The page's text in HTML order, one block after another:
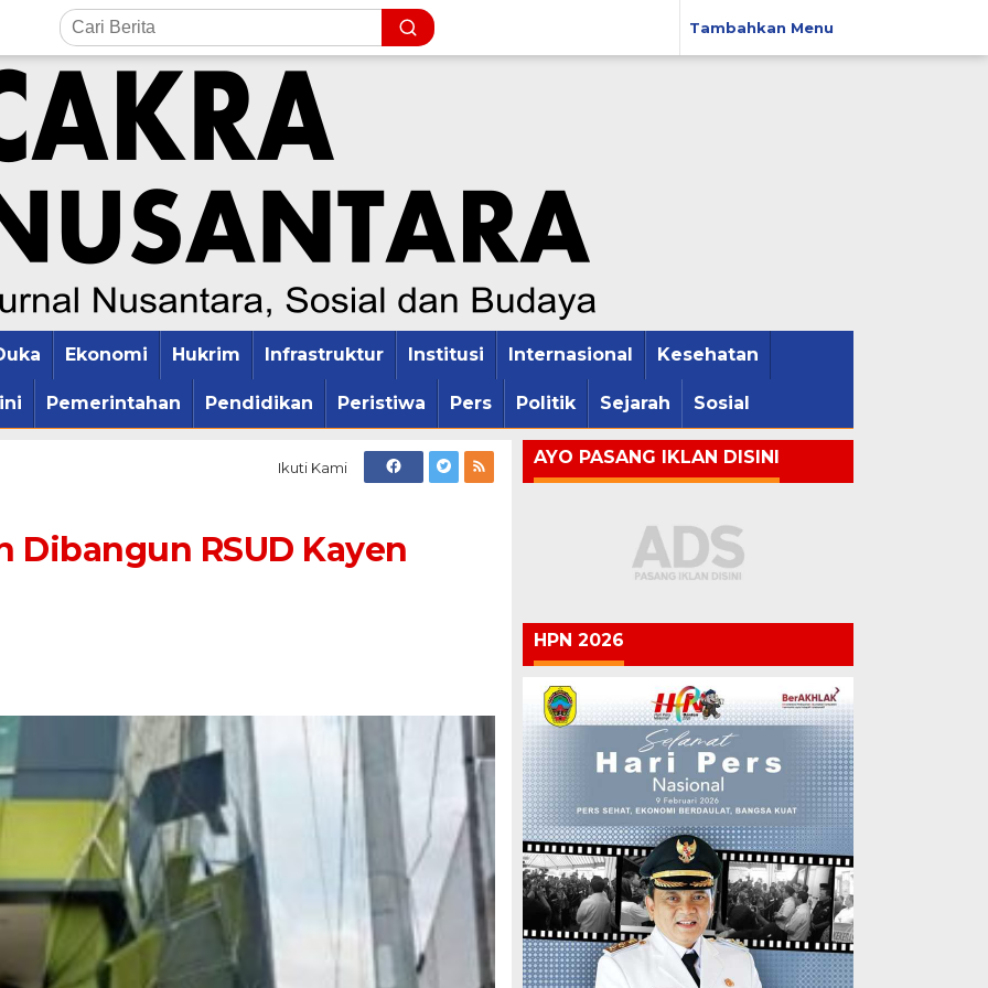
Tambahkan Menu
Ekonomi Hukrim Infrastruktur Institusi Internasional Kesehatan
Pemerintahan Pendidikan Peristiwa Pers Politik Sejarah Sosial
Ikuti Kami
Dibangun RSUD Kayen
AYO PASANG IKLAN DISINI
HPN 2026